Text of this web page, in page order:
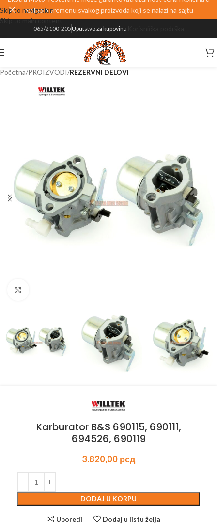
Skip to navigation
Skip to main content
realnom vremenu svakog proizvoda koji se nalazi na sajtu
065/2100-205Uputstvo za kupovinu
Početna PROIZVODI REZERVNI DELOVI
Karburator B&S 690115, 690111,
694526, 690119
3.820,00 рсд
DODAJ U KORPU
Uporedi Dodaj u listu želja